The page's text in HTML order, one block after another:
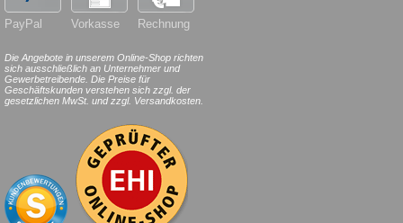
PayPal Vorkasse Rechnung
Die Angebote in unserem Online-Shop richten
sich ausschließlich an Unternehmer und
Gewerbetreibende. Die Preise für
Geschäftskunden verstehen sich zzgl. der
gesetzlichen MwSt. und zzgl. Versandkosten.